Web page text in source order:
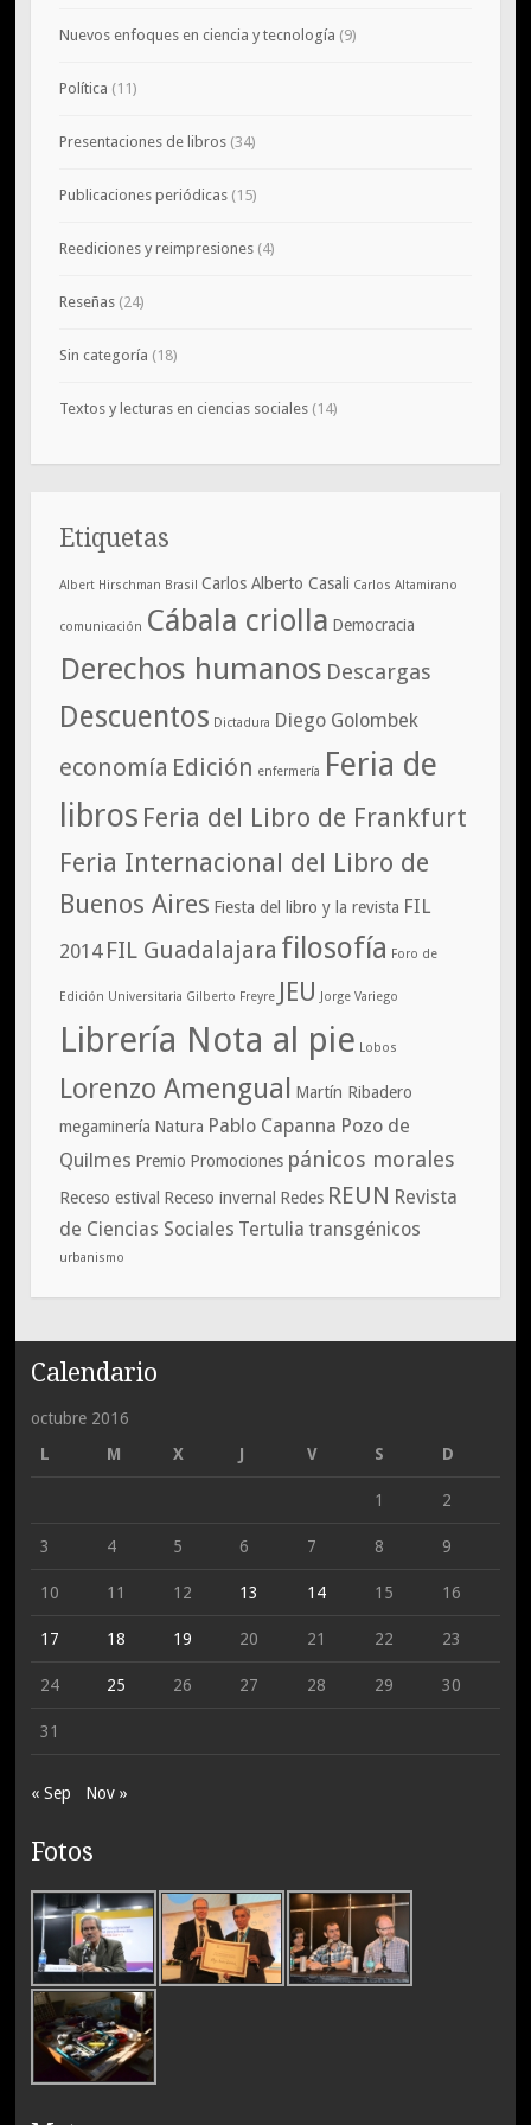
Nuevos enfoques en ciencia y tecnología (9)
Política (11)
Presentaciones de libros(34)
Publicaciones periódicas(15)
Reediciones y reimpresiones(4)
Reseñas(24)
Sin categoría (18)
Textos y lecturas en ciencias sociales(14)
Etiquetas
Albert Hirschman Brasil Carlos Alberto Casali Carlos Altamirano
comunicación Cábala criolla Democracia
Derechos humanos Descargas
Descuentos Dictadura Diego Golombek
economía Edición enfermería
Feria de
libros Feria del Libro de Frankfurt
Feria Internacional del Libro de
Buenos Aires Fiesta del libro y la revista FIL
2014 FIL Guadalajara filosofía Foro de
Edición Universitaria Gilberto Freyre JEU Jorge Variego
Librería Nota al pie Lobos
Lorenzo Amengual
Martín Ribadero
megaminería Natura Pablo Capanna Pozo de
Quilmes Premio Promociones pánicos morales
Receso estival Receso invernal Redes REUN Revista
de Ciencias Sociales Tertulia transgénicos
urbanismo
Calendario
octubre 2016
L
M X J V S D
1 2
3 4 5 6 7 8 9
10 11 12 13 14 15 16
17 18 19 20 21 22 23
24 25 26 27 28 29 30
31
« Sep Nov »
Fotos